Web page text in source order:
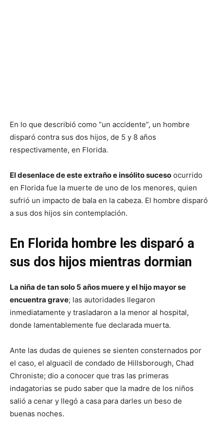
En lo que describió como “un accidente”, un hombre
disparó contra sus dos hijos, de 5 y 8 años
respectivamente, en Florida.
El desenlace de este extraño e insólito suceso ocurrido
en Florida fue la muerte de uno de los menores, quien
sufrió un impacto de bala en la cabeza. El hombre disparó
a sus dos hijos sin contemplación.
En Florida hombre les disparó a
sus dos hijos mientras dormian
La niña de tan solo 5 años muere y el hijo mayor se
encuentra grave; las autoridades llegaron
inmediatamente y trasladaron a la menor al hospital,
donde lamentablemente fue declarada muerta.
Ante las dudas de quienes se sienten consternados por
el caso, el alguacil de condado de Hillsborough, Chad
Chroniste; dio a conocer que tras las primeras
indagatorias se pudo saber que la madre de los niños
salió a cenar y llegó a casa para darles un beso de
buenas noches.